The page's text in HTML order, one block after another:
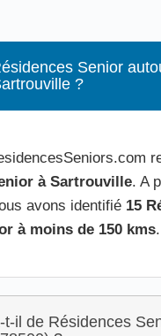
Senior
?
à Sartrouville. A
avons identifié 15
à moins de 150 kms.
t-il de Résidences